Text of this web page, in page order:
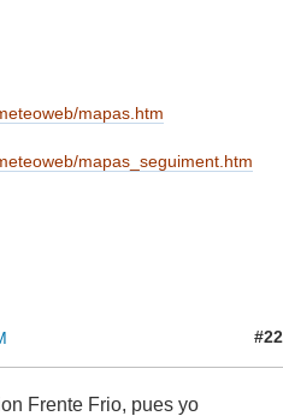
mapas.htm
mapas_seguiment.htm
#22
Frente Frio, pues yo